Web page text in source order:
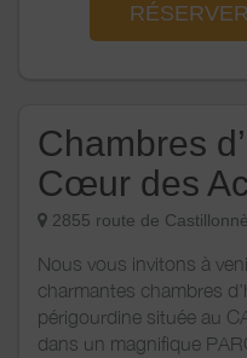
RÉSERVER
Chambres
Cœur des
2855 route de
Nous vous invitons à
charmantes chambres
périgourdine située au
dans un magnifique